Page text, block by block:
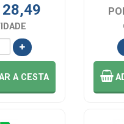
28,49
A CESTA